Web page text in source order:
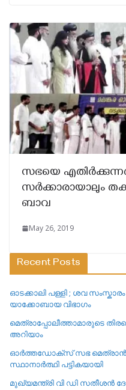
സഭയെ
സർക്കാരായാലും
ബാവ
May 26, 2019
Recent Posts
ഓടക്കാലി പള്ളി ; ശവ
യാക്കോബായ വിഭാഗം
മെത്രാപ്പോലീത്താമാരുടെ
അറിയാം
ഓർത്തഡോക്സ് സഭ മെത്രാൻ
സ്ഥാനാർത്ഥി പട്ടികയായി
മുഖ്യമന്ത്രി വി ഡി സതീശൻ